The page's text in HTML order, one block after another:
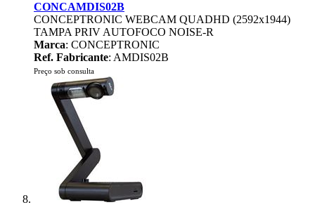
CONCAMDIS02B
CONCEPTRONIC WEBCAM QUADHD (2592x1944)
TAMPA PRIV AUTOFOCO NOISE-R
Marca: CONCEPTRONIC
Ref. Fabricante: AMDIS02B
Preço sob consulta